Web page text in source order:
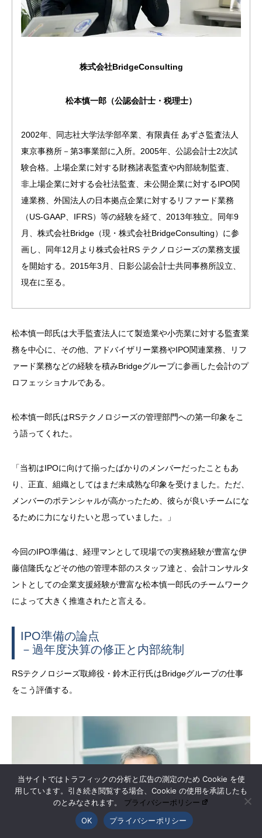
株式会社BridgeConsulting
松本慎一郎（公認会計士・税理士）
2002年、同志社大学法学部卒業、有限責任 あずさ監査法人
東京事務所－第3事業部に入所。2005年、公認会計士2次試
験合格。上場企業に対する財務諸表監査や内部統制監査、
非上場企業に対する会社法監査、未公開企業に対するIPO関
連業務、外国法人の日本拠点企業に対するリファード業務
（US-GAAP、IFRS）等の経験を経て、2013年独立。同年9
月、株式会社Bridge（現・株式会社BridgeConsulting）に参
画し、同年12月より株式会社RS テクノロジーズの業務支援
を開始する。2015年3月、日影公認会計士共同事務所設立、
現在に至る。
松本慎一郎氏は大手監査法人にて製造業や小売業に対する監査業
務を中心に、その他、アドバイザリー業務やIPO関連業務、リフ
ァード業務などの経験を積みBridgeグループに参画した会計のプ
ロフェッショナルである。
松本慎一郎氏はRSテクノロジーズの管理部門への第一印象をこ
う語ってくれた。
「当初はIPOに向けて揃ったばかりのメンバーだったこともあ
り、正直、組織としてはまだ未成熟な印象を受けました。ただ、
メンバーのポテンシャルが高かったため、彼らが良いチームにな
るために力になりたいと思っていました。」
今回のIPO準備は、経理マンとして現場での実務経験が豊富な伊
藤信隆氏などその他の管理本部のスタッフ達と、会計コンサルタ
ントとしての企業支援経験が豊富な松本慎一郎氏のチームワーク
によって大きく推進されたと言える。
IPO準備の論点
－過年度決算の修正と内部統制
RSテクノロジーズ取締役・鈴木正行氏はBridgeグループの仕事
をこう評価する。
当サイトではトラフィックの分析と広告の測定のため Cookie を使
用しています。引き続き閲覧する場合、Cookie の使用を承諾したも
のとみなされます。 プライバシーポリシー
OK
プライバシーポリシー